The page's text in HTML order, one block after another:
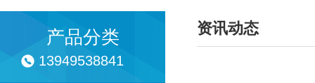
产品分类
13949538841
资讯动态